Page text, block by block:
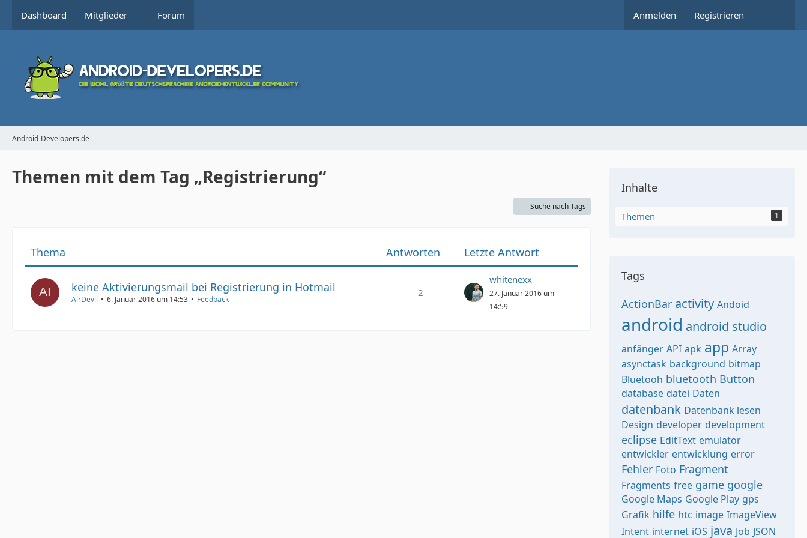
Dashboard Mitglieder Forum Anmelden Registrieren
Android-Developers.de
Themen mit dem Tag „Registrierung“
Suche nach Tags
Thema Antworten Letzte Antwort
keine Aktivierungsmail bei Registrierung in Hotmail
AirDevil 6. Januar 2016 um 14:53 Feedback
2
whitenexx
27. Januar 2016 um
14:59
Inhalte
Themen 1
Tags
ActionBar activity Andoid
android android studio
anfänger API apk app Array
asynctask background bitmap
Bluetooh bluetooth Button
database datei Daten
datenbank Datenbank lesen
Design developer development
eclipse EditText emulator
entwickler entwicklung error
Fehler Foto Fragment
Fragments free game google
Google Maps Google Play gps
Grafik hilfe htc image ImageView
Intent internet iOS java Job JSON